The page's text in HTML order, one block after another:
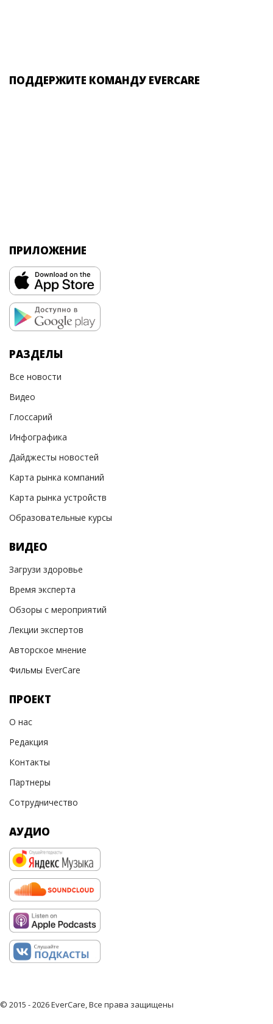
ПОДДЕРЖИТЕ КОМАНДУ EVERCARE
ПРИЛОЖЕНИЕ
РАЗДЕЛЫ
Все новости
Видео
Глоссарий
Инфографика
Дайджесты новостей
Карта рынка компаний
Карта рынка устройств
Образовательные курсы
ВИДЕО
Загрузи здоровье
Время эксперта
Обзоры с мероприятий
Лекции экспертов
Авторское мнение
Фильмы EverCare
ПРОЕКТ
О нас
Редакция
Контакты
Партнеры
Сотрудничество
АУДИО
© 2015 - 2026 EverCare, Все права защищены